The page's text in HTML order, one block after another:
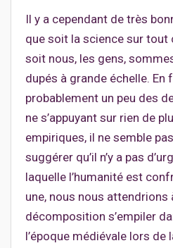
Il y a cependant de très
que soit la science sur tout
soit nous, les gens,
dupés à grande échelle. En
probablement un peu des
ne s’appuyant sur rien de
empiriques, il ne semble
suggérer qu’il n’y a pas
laquelle l’humanité est
une, nous nous attendrions
décomposition s’empiler
l’époque médiévale lors de